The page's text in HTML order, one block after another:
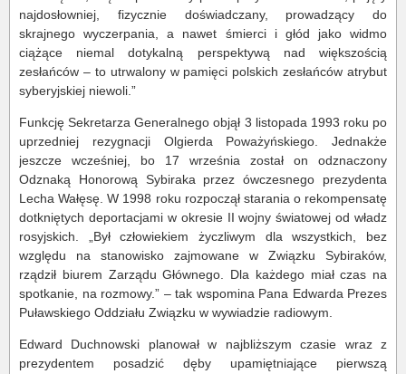
najdosłowniej, fizycznie doświadczany, prowadzący do
skrajnego wyczerpania, a nawet śmierci i głód jako widmo
ciążące niemal dotykalną perspektywą nad większością
zesłańców – to utrwalony w pamięci polskich zesłańców atrybut
syberyjskiej niewoli.”
Funkcję Sekretarza Generalnego objął 3 listopada 1993 roku po
uprzedniej rezygnacji Olgierda Poważyńskiego. Jednakże
jeszcze wcześniej, bo 17 września został on odznaczony
Odznaką Honorową Sybiraka przez ówczesnego prezydenta
Lecha Wałęsę. W 1998 roku rozpoczął starania o rekompensatę
dotkniętych deportacjami w okresie II wojny światowej od władz
rosyjskich. „Był człowiekiem życzliwym dla wszystkich, bez
względu na stanowisko zajmowane w Związku Sybiraków,
rządził biurem Zarządu Głównego. Dla każdego miał czas na
spotkanie, na rozmowy.” – tak wspomina Pana Edwarda Prezes
Puławskiego Oddziału Związku w wywiadzie radiowym.
Edward Duchnowski planował w najbliższym czasie wraz z
prezydentem posadzić dęby upamiętniające pierwszą